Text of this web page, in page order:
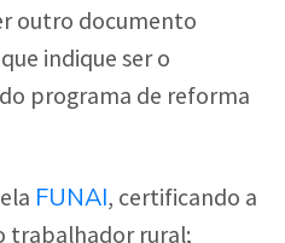
outro documento
indique ser o
programa de reforma
FUNAI, certificando a
trabalhador rural;